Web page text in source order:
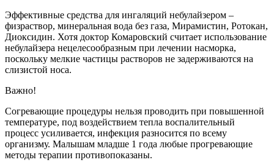
Эффективные средства для ингаляций небулайзером –
физраствор, минеральная вода без газа, Мирамистин, Ротокан,
Диоксидин. Хотя доктор Комаровский считает использование
небулайзера нецелесообразным при лечении насморка,
поскольку мелкие частицы растворов не задерживаются на
слизистой носа.
Важно!
Согревающие процедуры нельзя проводить при повышенной
температуре, под воздействием тепла воспалительный
процесс усиливается, инфекция разносится по всему
организму. Малышам младше 1 года любые прогревающие
методы терапии противопоказаны.